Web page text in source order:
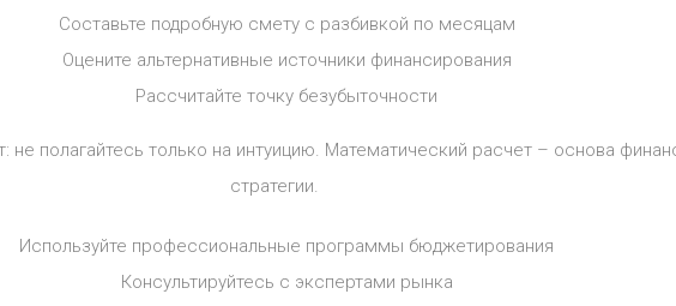
Составьте подробную смету с разбивкой по месяцам
Оцените альтернативные источники финансирования
Рассчитайте точку безубыточности
не полагайтесь только на интуицию. Математический расчет – основа
стратегии.
Используйте профессиональные программы бюджетирования
Консультируйтесь с экспертами рынка